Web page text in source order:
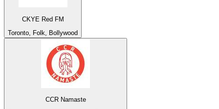
CKYE Red FM
Toronto, Folk, Bollywood
CCR Namaste